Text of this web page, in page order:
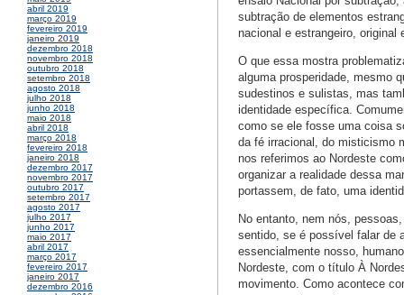
abril 2019
março 2019
fevereiro 2019
janeiro 2019
dezembro 2018
novembro 2018
outubro 2018
setembro 2018
agosto 2018
julho 2018
junho 2018
maio 2018
abril 2018
março 2018
fevereiro 2018
janeiro 2018
dezembro 2017
novembro 2017
outubro 2017
setembro 2017
agosto 2017
julho 2017
junho 2017
maio 2017
abril 2017
março 2017
fevereiro 2017
janeiro 2017
dezembro 2016
subtração de elementos
nacional e estrangeiro,
O que essa mostra
alguma prosperidade, mesmo
sudestinos e sulistas, mas
identidade específica.
como se ele fosse uma coisa
da fé irracional, do misticismo
nos referimos ao Nordeste
organizar a realidade dessa
portassem, de fato, uma
No entanto, nem nós,
sentido, se é possível falar de
essencialmente nosso,
Nordeste, com o título À
movimento. Como acontece